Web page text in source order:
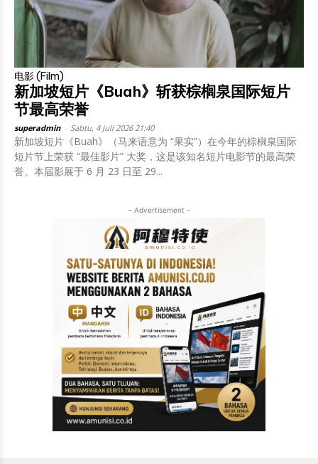
电影 (Film)
新加坡短片《Buah》斩获棕榈泉国际短片
节最高荣誉
superadmin Sabtu, 4 Juli 2026 21:40
新加坡短片《Buah》（马来语意为 “果实”）在今年的棕榈泉国际
短片节上荣获 “最佳影片” 大奖，这是该知名短片电影节的最高荣
誉。本届影展于 6 月 23 日至 29...
- Advertisement -